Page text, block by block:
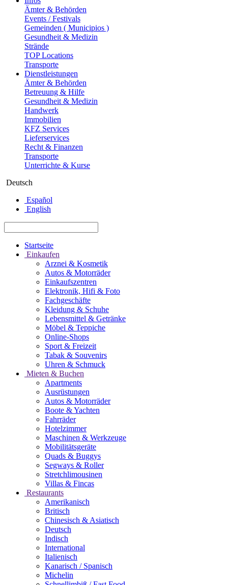
Ämter & Behörden
Events / Festivals
Gemeinden ( Municipios )
Gesundheit & Medizin
Strände
TOP Locations
Transporte
Dienstleistungen
Ämter & Behörden
Betreuung & Hilfe
Gesundheit & Medizin
Handwerk
Immobilien
KFZ Services
Lieferservices
Recht & Finanzen
Transporte
Unterrichte & Kurse
Deutsch
Español
English
Startseite
Einkaufen
Arznei & Kosmetik
Autos & Motorräder
Einkaufszentren
Elektronik, Hifi & Foto
Fachgeschäfte
Kleidung & Schuhe
Lebensmittel & Getränke
Möbel & Teppiche
Online-Shops
Sport & Freizeit
Tabak & Souvenirs
Uhren & Schmuck
Mieten & Buchen
Apartments
Ausrüstungen
Autos & Motorräder
Boote & Yachten
Fahrräder
Hotelzimmer
Maschinen & Werkzeuge
Mobilitätsgeräte
Quads & Buggys
Segways & Roller
Stretchlimousinen
Villas & Fincas
Restaurants
Amerikanisch
Britisch
Chinesisch & Asiatisch
Deutsch
Indisch
International
Italienisch
Kanarisch / Spanisch
Michelin